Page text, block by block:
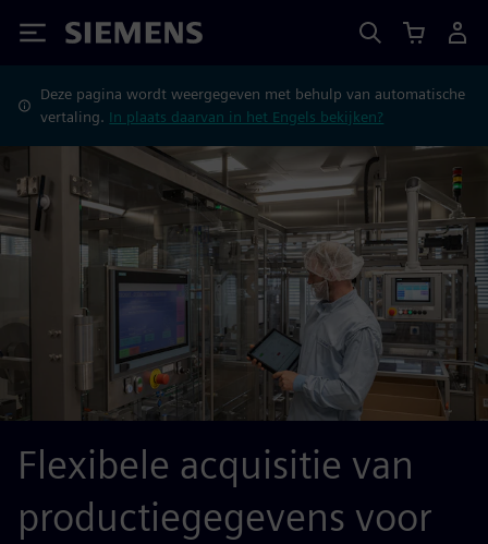
Siemens
Deze pagina wordt weergegeven met behulp van automatische
vertaling. In plaats daarvan in het Engels bekijken?
Flexibele acquisitie van
productiegegevens voor